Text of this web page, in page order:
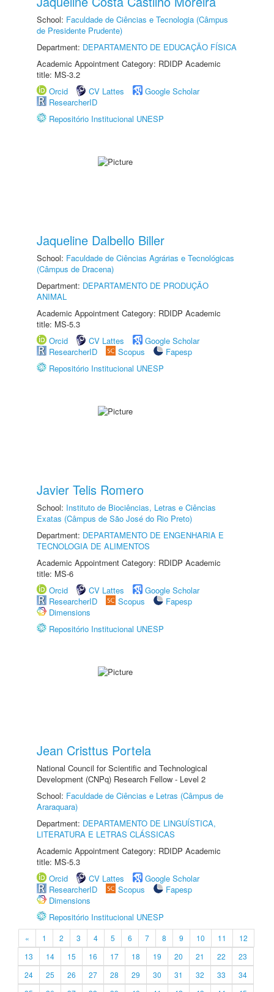
School: Faculdade de Ciências e Tecnologia (Câmpus
de Presidente Prudente)
Department: DEPARTAMENTO DE EDUCAÇÃO FÍSICA
Academic Appointment Category: RDIDP Academic
title: MS-3.2
Orcid
CV Lattes
Google Scholar
ResearcherID
Repositório Institucional UNESP
Jaqueline Dalbello Biller
School: Faculdade de Ciências Agrárias e Tecnológicas
(Câmpus de Dracena)
Department: DEPARTAMENTO DE PRODUÇÃO
ANIMAL
Academic Appointment Category: RDIDP Academic
title: MS-5.3
Orcid
CV Lattes
Google Scholar
ResearcherID
Scopus
Fapesp
Repositório Institucional UNESP
Javier Telis Romero
School: Instituto de Biociências, Letras e Ciências
Exatas (Câmpus de São José do Rio Preto)
Department: DEPARTAMENTO DE ENGENHARIA E
TECNOLOGIA DE ALIMENTOS
Academic Appointment Category: RDIDP Academic
title: MS-6
Orcid
CV Lattes
Google Scholar
ResearcherID
Scopus
Fapesp
Dimensions
Repositório Institucional UNESP
Jean Cristtus Portela
National Council for Scientific and Technological
Development (CNPq) Research Fellow - Level 2
School: Faculdade de Ciências e Letras (Câmpus de
Araraquara)
Department: DEPARTAMENTO DE LINGUÍSTICA,
LITERATURA E LETRAS CLÁSSICAS
Academic Appointment Category: RDIDP Academic
title: MS-5.3
Orcid
CV Lattes
Google Scholar
ResearcherID
Scopus
Fapesp
Dimensions
Repositório Institucional UNESP
« 1 2 3 4 5 6 7 8 9 10 11
12
13
14 15 16 17 18 19 20 21 22
23
24
25 26 27 28 29 30 31 32 33
34